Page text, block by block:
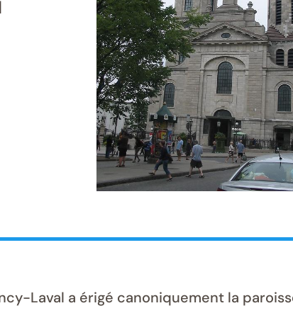
Laval a érigé canoniquement la